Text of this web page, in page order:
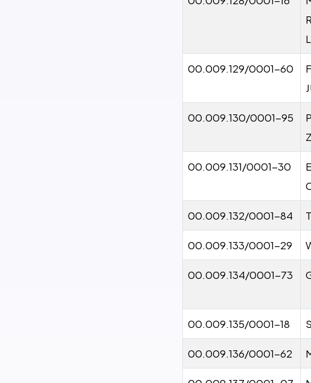
00.009.129/0001-60
00.009.130/0001-95
00.009.131/0001-30
00.009.132/0001-84
00.009.133/0001-29
00.009.134/0001-73
00.009.135/0001-18
00.009.136/0001-62